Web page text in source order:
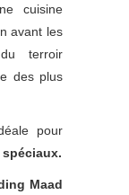
cuisine
avant les
terroir
des plus
pour
Maad